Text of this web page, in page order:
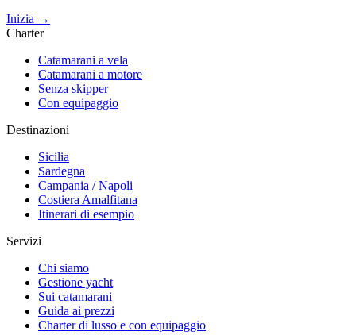
Inizia →
Charter
Catamarani a vela
Catamarani a motore
Senza skipper
Con equipaggio
Destinazioni
Sicilia
Sardegna
Campania / Napoli
Costiera Amalfitana
Itinerari di esempio
Servizi
Chi siamo
Gestione yacht
Sui catamarani
Guida ai prezzi
Charter di lusso e con equipaggio